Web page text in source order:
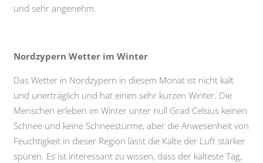
und sehr angenehm.
Nordzypern Wetter im Winter
Das Wetter in Nordzypern in diesem Monat ist nicht kalt
und unerträglich und hat einen sehr kurzen Winter. Die
Menschen erleben im Winter unter null Grad Celsius keinen
Schnee und keine Schneestürme, aber die Anwesenheit von
Feuchtigkeit in dieser Region lässt die Kälte der Luft stärker
spüren. Es ist interessant zu wissen, dass der kälteste Tag,